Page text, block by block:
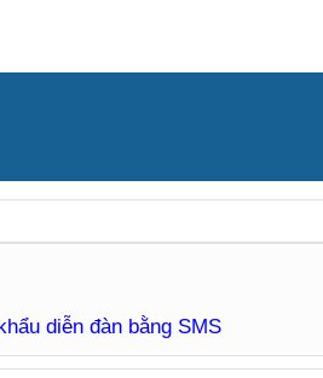
diễn đàn bằng SMS